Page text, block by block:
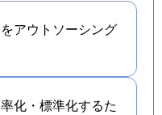
アウトソーシング
化・標準化するた